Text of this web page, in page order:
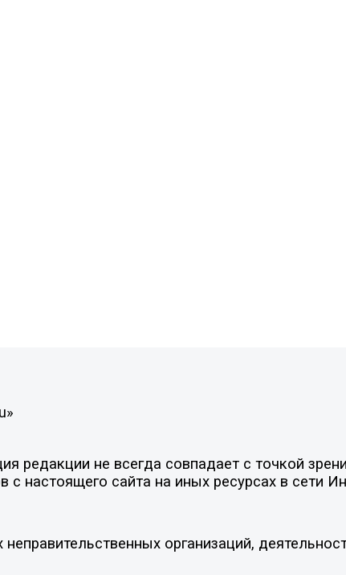
редакции не всегда совпадает с точкой
настоящего сайта на иных ресурсах в сети
организаций,